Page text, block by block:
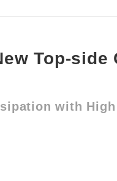
Top-
with